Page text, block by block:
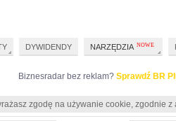
Biznesradar bez reklam? Sprawdź BR
zgodę na używanie cookie, zgodnie
DYWIDENDY NARZĘDZIA